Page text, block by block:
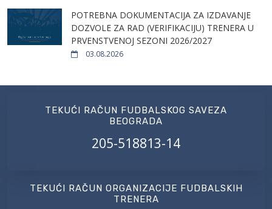
POTREBNA DOKUMENTACIJA ZA IZDAVANJE
DOZVOLE ZA RAD (VERIFIKACIJU) TRENERA U
PRVENSTVENOJ SEZONI 2026/2027
03.08.2026
TEKUĆI RAČUN FUDBALSKOG SAVEZA
BEOGRADA
205-518813-14
TEKUĆI RAČUN ORGANIZACIJE FUDBALSKIH
TRENERA